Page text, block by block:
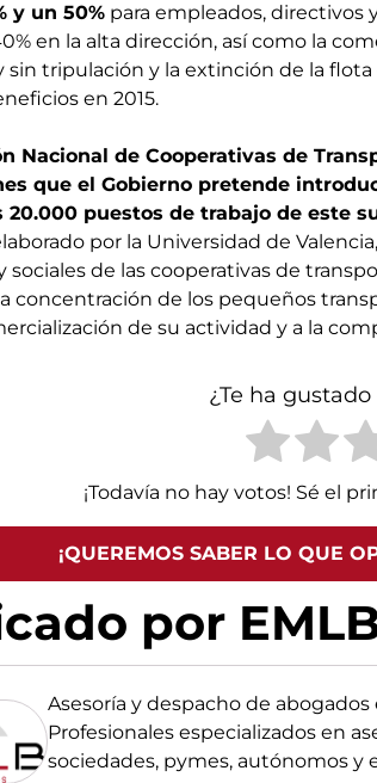
y un 50% para empleados, directivos
en la alta dirección, así como la
sin tripulación y la extinción de la
en 2015.
Nacional de Cooperativas de
que el Gobierno pretende
20.000 puestos de trabajo de este
por la Universidad de
sociales de las cooperativas de
concentración de los pequeños
de su actividad y a la
¿Te ha
¡Todavía no hay votos! Sé el
¡QUEREMOS SABER LO QUE
por
Asesoría y despacho de
Profesionales especializados en
sociedades, pymes, autónomos y